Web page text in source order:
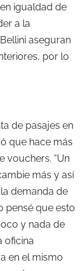
igualdad de
a la
aseguran
por lo
de pasajes en
que hace más
vouchers. “Un
más y así
demanda de
pensé que esto
y nada de
oficina
en el mismo